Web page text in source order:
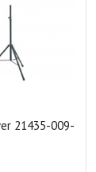
21435-009-